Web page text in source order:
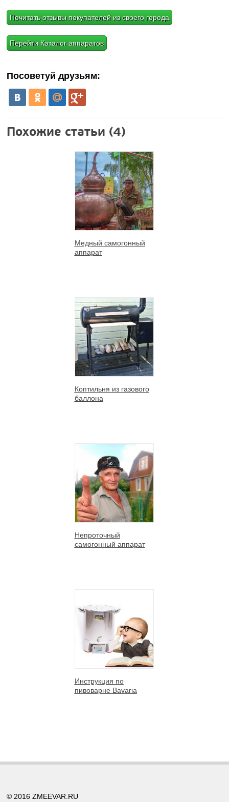
Почитать отзывы покупателей из своего города
Перейти Каталог аппаратов
Посоветуй друзьям:
Похожие статьи (4)
Медный самогонный
аппарат
Коптильня из газового
баллона
Непроточный
самогонный аппарат
Инструкция по
пивоварне Bavaria
© 2016 ZMEEVAR.RU